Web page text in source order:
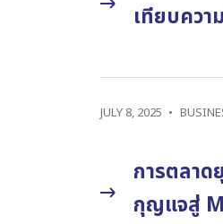
เทียบคว
JULY 8, 2025 •
การตลาด
กุญแจสู่